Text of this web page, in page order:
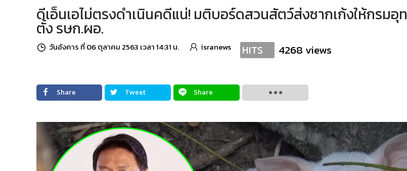
ดีเอ็นเอไม่ตรงดำเนินคดีแน่! มติบอร์ดสวนสัตว์ส่งซากเก้งให้กรม
ตั้ง รษก.ผอ.
วันอังคาร ที่ 06 ตุลาคม 2563 เวลา 14:31 น. isranews HITS 4268 views
Share Tweet Share